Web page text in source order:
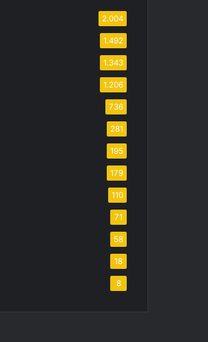
2.004
1.492
1.343
1.206
736
281
195
179
110
71
58
18
8